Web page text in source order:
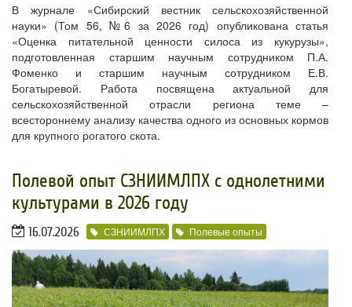
В журнале «Сибирский вестник сельскохозяйственной
науки» (Том 56, №6 за 2026 год) опубликована статья
«Оценка питательной ценности силоса из кукурузы»,
подготовленная старшим научным сотрудником П.А.
Фоменко и старшим научным сотрудником Е.В.
Богатыревой. Работа посвящена актуальной для
сельскохозяйственной отрасли региона теме –
всестороннему анализу качества одного из основных кормов
для крупного рогатого скота.
Полевой опыт СЗНИИМЛПХ с однолетними
культурами в 2026 году
16.07.2026 СЗНИИМЛПХ Полевые опыты